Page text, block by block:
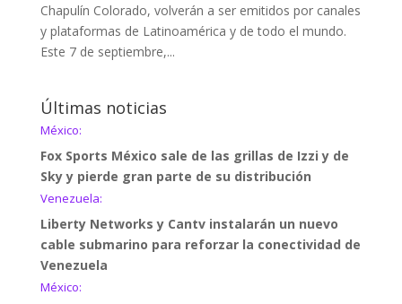
Chapulín Colorado, volverán a ser emitidos por canales
y plataformas de Latinoamérica y de todo el mundo.
Este 7 de septiembre,...
Últimas noticias
México:
Fox Sports México sale de las grillas de Izzi y de
Sky y pierde gran parte de su distribución
Venezuela:
Liberty Networks y Cantv instalarán un nuevo
cable submarino para reforzar la conectividad de
Venezuela
México: